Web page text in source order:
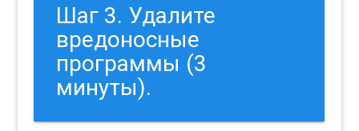
Шаг 3. Удалите
вредоносные
программы (3
минуты).